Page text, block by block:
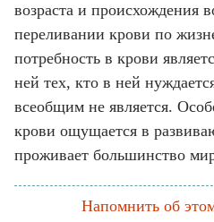
возраста и происхождения
переливании крови по
потребность в крови
ней тех, кто в ней
всеобщим не является.
крови ощущается в
проживает большинство
Напомнить об